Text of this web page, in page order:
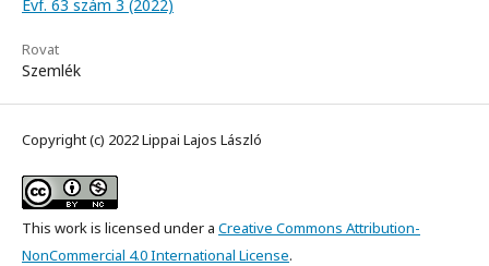
Évf. 63 szám 3 (2022)
Rovat
Szemlék
Copyright (c) 2022 Lippai Lajos László
This work is licensed under a Creative Commons Attribution-
NonCommercial 4.0 International License.